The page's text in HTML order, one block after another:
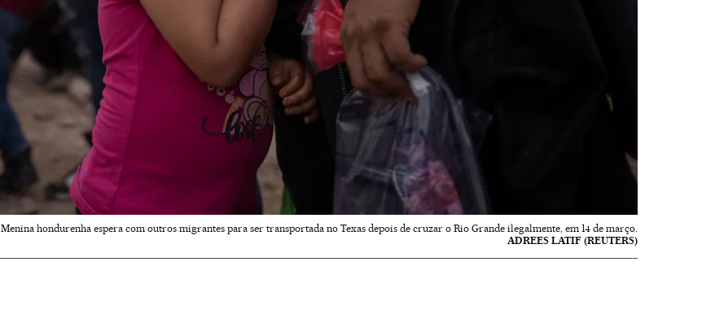
Menina hondurenha espera com outros migrantes para ser transportada no Texas depois de cruzar o Rio Grande ilegalmente, em 14 de março.
ADREES LATIF (REUTERS)